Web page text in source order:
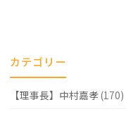
カテゴリー
【理事長】中村嘉孝(170)